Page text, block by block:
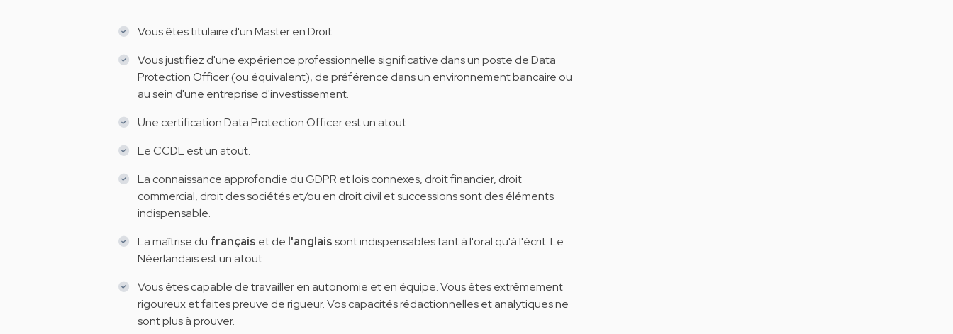
Vous êtes titulaire d'un Master en Droit.
Vous justifiez d'une expérience professionnelle significative dans un poste de Data
Protection Officer (ou équivalent), de préférence dans un environnement bancaire ou
au sein d'une entreprise d'investissement.
Une certification Data Protection Officer est un atout.
Le CCDL est un atout.
La connaissance approfondie du GDPR et lois connexes, droit financier, droit
commercial, droit des sociétés et/ou en droit civil et successions sont des éléments
indispensable.
La maîtrise du français et de l'anglaissont indispensables tant à l'oral qu'à l'écrit. Le
Néerlandais est un atout.
Vous êtes capable de travailler en autonomie et en équipe. Vous êtes extrêmement
rigoureux et faites preuve de rigueur. Vos capacités rédactionnelles et analytiques ne
sont plus à prouver.